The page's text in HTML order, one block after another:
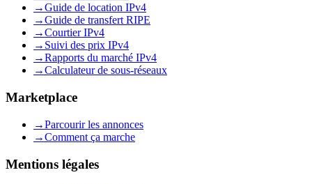
→Guide de location IPv4
→Guide de transfert RIPE
→Courtier IPv4
→ Suivi des prix IPv4
→Rapports du marché IPv4
→Calculateur de sous-réseaux
Marketplace
→Parcourir les annonces
→Comment ça marche
Mentions légales